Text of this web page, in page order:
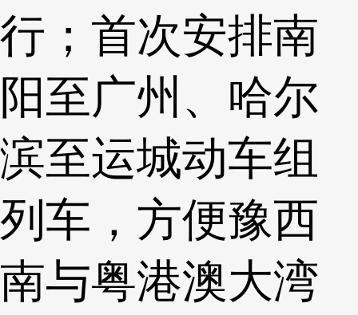
行；首次安排南
阳至广州、哈尔
滨至运城动车组
列车，方便豫西
南与粤港澳大湾